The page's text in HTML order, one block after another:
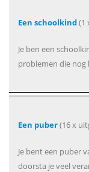
Een schoolkind(1
Je ben een
problemen die nog
Een puber(16 x
Je bent een puber
doorsta je veel